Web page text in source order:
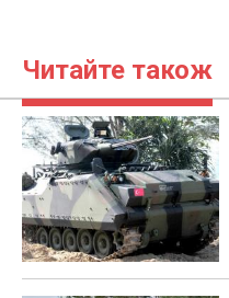
Читайте також